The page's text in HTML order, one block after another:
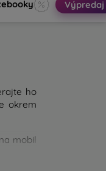
Výpredaj
ho
okrem
mobil